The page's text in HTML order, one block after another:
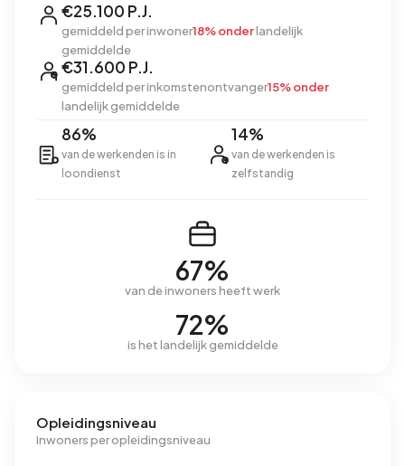
€25.100 P.J.
gemiddeld per inwoner18% onderlandelijk
gemiddelde
€31.600 P.J.
gemiddeld per inkomstenontvanger15% onder
landelijk gemiddelde
86%
van de werkenden is in
loondienst
14%
van de werkenden is
zelfstandig
67%
van de inwoners heeft werk
72%
is het landelijk gemiddelde
Opleidingsniveau
Inwoners per opleidingsniveau